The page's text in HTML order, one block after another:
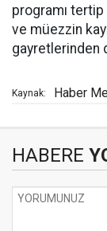
programı
ve müezzin
gayretlerinden
Kaynak: Haber
HABERE